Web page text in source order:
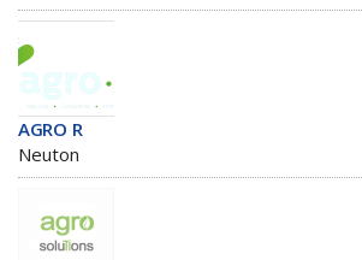
AGRO R
Neuton